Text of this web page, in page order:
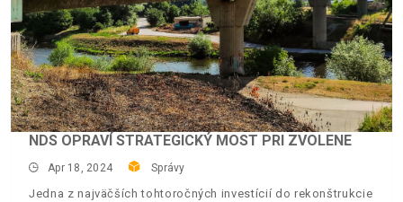
NDS OPRAVÍ STRATEGICKÝ MOST PRI ZVOLENE
Apr 18, 2024 Správy
Jedna z najväčších tohtoročných investícií do rekonštrukcie